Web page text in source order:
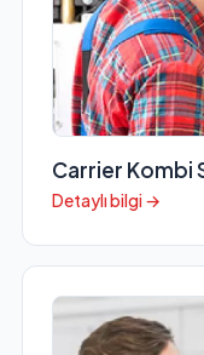
Carrier Kombi
Detaylı bilgi →